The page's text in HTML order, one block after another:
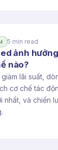
5 min read
ảnh
nào?
lãi suất,
cơ chế tác
nhất, và chiến